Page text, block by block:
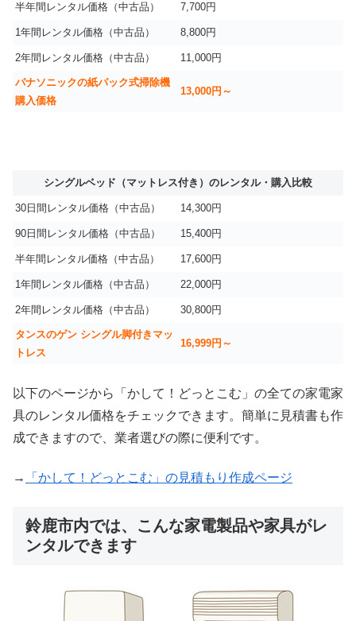
半年間レンタル価格（中古品） 7,700円
1年間レンタル価格（中古品） 8,800円
2年間レンタル価格（中古品） 11,000円
パナソニックの紙パック式掃除機
購入価格
13,000円～
シングルベッド（マットレス付き）のレンタル・購入比較
30日間レンタル価格（中古品） 14,300円
90日間レンタル価格（中古品） 15,400円
半年間レンタル価格（中古品） 17,600円
1年間レンタル価格（中古品） 22,000円
2年間レンタル価格（中古品） 30,800円
タンスのゲン シングル脚付きマッ
トレス
16,999円～
以下のページから「かして！どっとこむ」の全ての家電家
具のレンタル価格をチェックできます。簡単に見積書も作
成できますので、業者選びの際に便利です。
→ 「かして！どっとこむ」の見積もり作成ページ
鈴鹿市内では、こんな家電製品や家具がレ
ンタルできます